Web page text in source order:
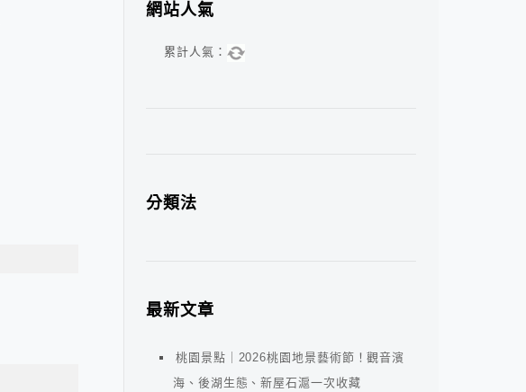
網站人氣
累計人氣：
分類法
最新文章
桃園景點｜2026桃園地景藝術節！觀音濱
海、後湖生態、新屋石滬一次收藏